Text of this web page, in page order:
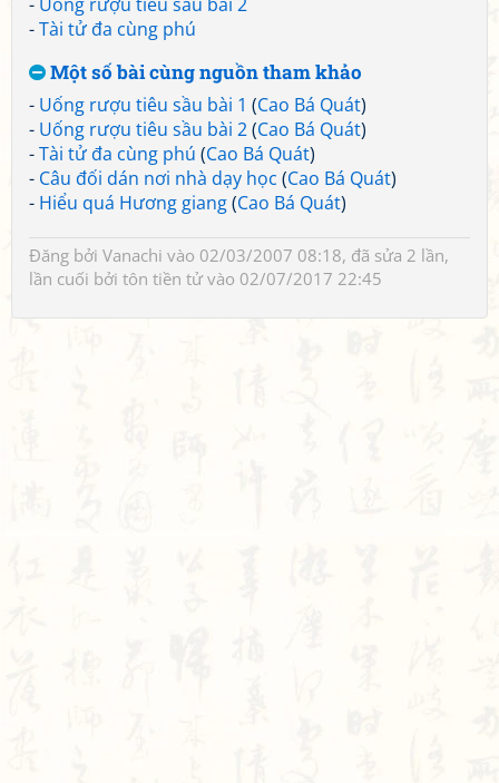
-Tài tử đa cùng phú
Một số bài cùng nguồn tham khảo
- Uống rượu tiêu sầu bài 1 (Cao Bá Quát)
- Uống rượu tiêu sầu bài 2(Cao Bá Quát)
-Tài tử đa cùng phú (Cao Bá Quát)
- Câu đối dán nơi nhà dạy học (Cao Bá Quát)
- Hiểu quá Hương giang(Cao Bá Quát)
Đăng bởi Vanachi vào 02/03/2007 08:18, đã sửa 2 lần,
lần cuối bởi tôn tiền tửvào 02/07/2017 22:45